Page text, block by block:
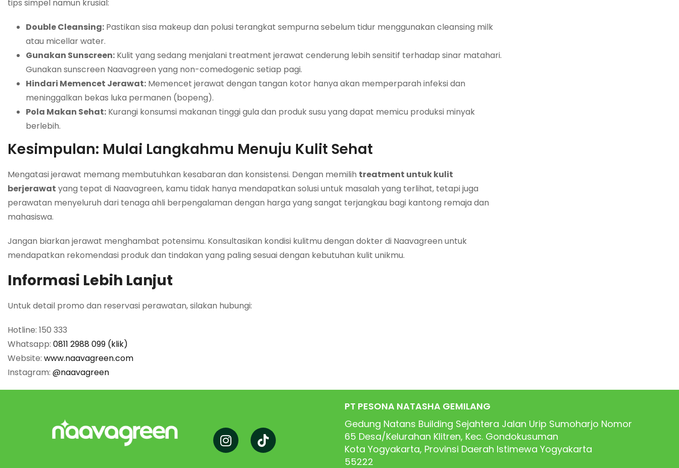
tips simpel namun krusial:
Double Cleansing: Pastikan sisa makeup dan polusi terangkat sempurna sebelum tidur menggunakan cleansing milk
atau micellar water.
Gunakan Sunscreen: Kulit yang sedang menjalani treatment jerawat cenderung lebih sensitif terhadap sinar matahari.
Gunakan sunscreen Naavagreen yang non-comedogenic setiap pagi.
Hindari Memencet Jerawat: Memencet jerawat dengan tangan kotor hanya akan memperparah infeksi dan
meninggalkan bekas luka permanen (bopeng).
Pola Makan Sehat: Kurangi konsumsi makanan tinggi gula dan produk susu yang dapat memicu produksi minyak
berlebih.
Kesimpulan: Mulai Langkahmu Menuju Kulit Sehat
Mengatasi jerawat memang membutuhkan kesabaran dan konsistensi. Dengan memilih treatment untuk kulit
berjerawat yang tepat di Naavagreen, kamu tidak hanya mendapatkan solusi untuk masalah yang terlihat, tetapi juga
perawatan menyeluruh dari tenaga ahli berpengalaman dengan harga yang sangat terjangkau bagi kantong remaja dan
mahasiswa.
Jangan biarkan jerawat menghambat potensimu. Konsultasikan kondisi kulitmu dengan dokter di Naavagreen untuk
mendapatkan rekomendasi produk dan tindakan yang paling sesuai dengan kebutuhan kulit unikmu.
Informasi Lebih Lanjut
Untuk detail promo dan reservasi perawatan, silakan hubungi:
Hotline: 150 333
Whatsapp: 0811 2988 099 (klik)
Website: www.naavagreen.com
Instagram: @naavagreen
PT PESONA NATASHA GEMILANG
Gedung Natans Building Sejahtera Jalan Urip Sumoharjo Nomor
65 Desa/Kelurahan Klitren, Kec. Gondokusuman
Kota Yogyakarta, Provinsi Daerah Istimewa Yogyakarta
55222